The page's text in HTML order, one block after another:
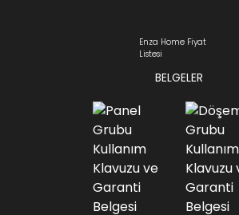
Enza Home Fiyat
Listesi
BELGELER